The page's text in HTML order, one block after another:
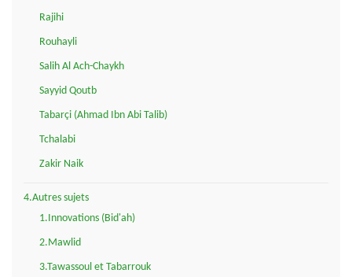
Rajihi
Rouhayli
Salih Al Ach-Chaykh
Sayyid Qoutb
Tabarçi (Ahmad Ibn Abi Talib)
Tchalabi
Zakir Naik
4.Autres sujets
1.Innovations (Bid'ah)
2.Mawlid
3.Tawassoul et Tabarrouk